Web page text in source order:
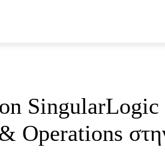
Operations